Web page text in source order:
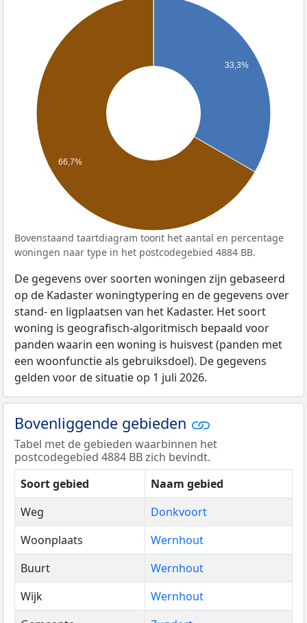
33,3%
66,7%
Bovenstaand taartdiagram toont het aantal en percentage
woningen naar type in het postcodegebied 4884 BB.
De gegevens over soorten woningen zijn gebaseerd
op de Kadaster woningtypering en de gegevens over
stand- en ligplaatsen van het Kadaster. Het soort
woning is geografisch-algoritmisch bepaald voor
panden waarin een woning is huisvest (panden met
een woonfunctie als gebruiksdoel). De gegevens
gelden voor de situatie op 1 juli 2026.
Bovenliggende gebieden
Tabel met de gebieden waarbinnen het
postcodegebied 4884 BB zich bevindt.
Soort gebied
Naam gebied
Weg
Donkvoort
Woonplaats
Wernhout
Buurt
Wernhout
Wijk
Wernhout